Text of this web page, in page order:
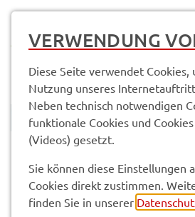
Vorle­sen
VERWENDUNG
Diese Seite verwendet
Nutzung unseres
Neben technisch notwendigen
funktionale Cookies und
(Videos) gesetzt.
Sie können diese Einstellungen
Cookies direkt zustimmen.
finden Sie in unserer